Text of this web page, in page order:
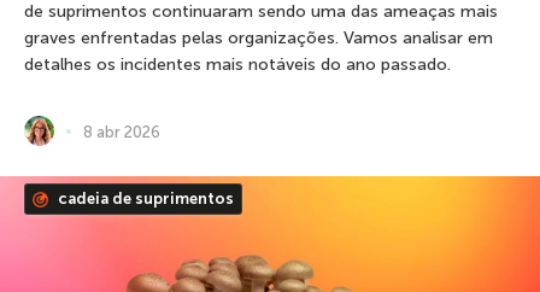
de suprimentos continuaram sendo uma das ameaças mais
graves enfrentadas pelas organizações. Vamos analisar em
detalhes os incidentes mais notáveis do ano passado.
8 abr 2026
cadeia de suprimentos